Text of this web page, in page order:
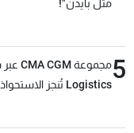
مثل بايدن"!
5Logistics تُنجز الاستحواذ على مجموعة فتّال